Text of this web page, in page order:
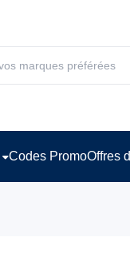
Codes PromoOffres